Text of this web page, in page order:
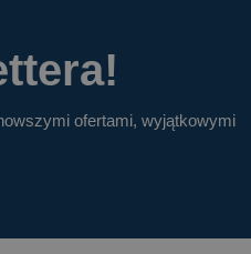
ofertami, wyjątkowymi